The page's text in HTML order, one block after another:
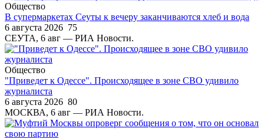
Общество
В супермаркетах Сеуты к вечеру заканчиваются хлеб и вода
6 августа 2026 75
СЕУТА, 6 авг — РИА Новости.
Общество
"Приведет к Одессе". Происходящее в зоне СВО удивило
журналиста
6 августа 2026 80
МОСКВА, 6 авг — РИА Новости.